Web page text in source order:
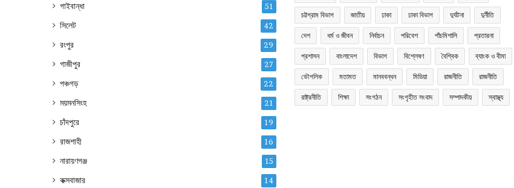
গাইবান্ধা 51
সিলেট 42
রংপুর 29
গাজীপুর 27
পঞ্চগড় 22
ময়মনসিংহ 21
চাঁদপুরে 19
রাজশাহী 16
নারায়ণগঞ্জ 15
কক্সবাজার 14
চট্টগ্রাম বিভাগ জাতীয় ঢাকা ঢাকা বিভাগ দুর্ঘটনা দুর্নীতি
দেশ ধর্ম ও জীবন নির্বাচন পরিবেশ পাঁচমিশালি প্রতারনা
প্রশাসন বাংলাদেশ বিভাগ বিশ্লেষণ বৈশ্বিক ব্যাংক ও বীমা
ভৌগলিক মতামত মানববন্ধন মিডিয়া রাজনীতি রাজনীতি
রাষ্ট্রনীতি শিক্ষা সংগঠন সংগৃহীত সংবাদ সম্পাদকীয় স্বাস্থ্য